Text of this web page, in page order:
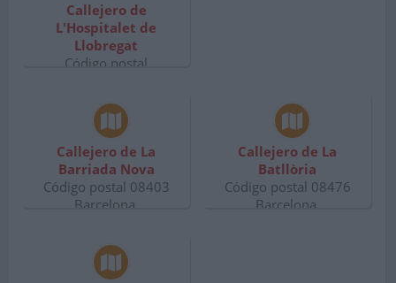
Callejero de
L'Hospitalet de
Llobregat
Código postal
Callejero de La
Barriada Nova
Código postal 08403
Barcelona.
Callejero de La
Batllòria
Código postal 08476
Barcelona.